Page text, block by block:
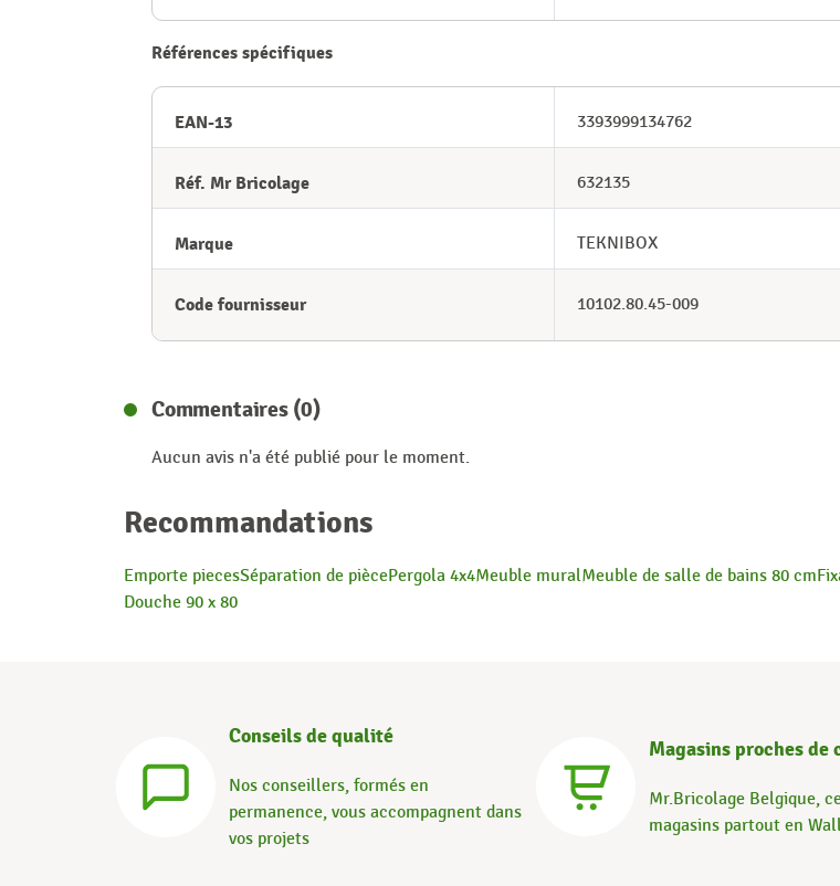
Références spécifiques
EAN-13 3393999134762
Réf. Mr Bricolage 632135
Marque TEKNIBOX
Code fournisseur 10102.80.45-009
Commentaires (0)
Aucun avis n'a été publié pour le moment.
Recommandations
Emporte piecesSéparation de piècePergola 4x4Meuble muralMeuble de salle de bains 80 cm
Douche 90 x 80
Conseils de qualité
Nos conseillers, formés en
permanence, vous accompagnent dans
vos projets
Magasins proches de
Mr.Bricolage Belgique,
magasins partout en